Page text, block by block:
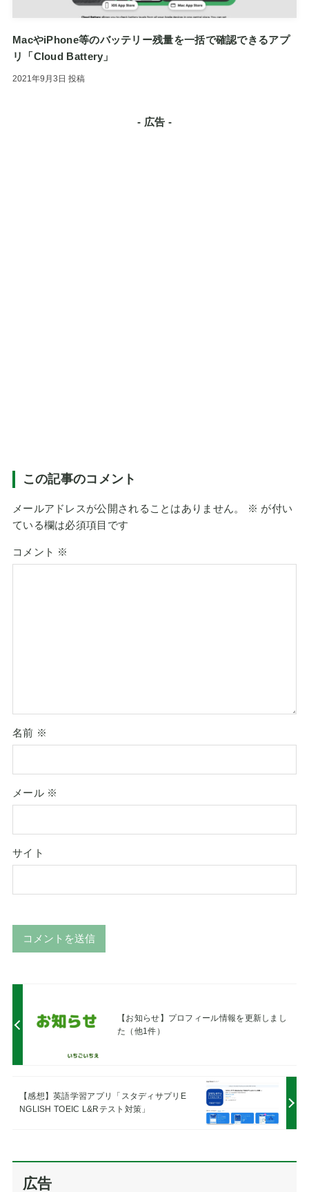
MacやiPhone等のバッテリー残量を一括で確認できるアプ
リ「Cloud Battery」
2021年9月3日 投稿
- 広告 -
この記事のコメント
メールアドレスが公開されることはありません。 ※ が付い
ている欄は必須項目です
コメント ※
名前 ※
メール ※
サイト
r
【お知らせ】プロフィール情報を更新しまし
た（他1件）
【感想】英語学習アプリ「スタディサプリE
NGLISH TOEIC L&Rテスト対策」
広告